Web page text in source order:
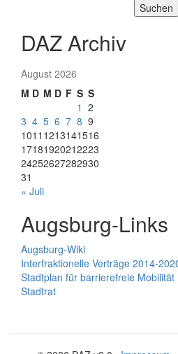
Suchen
DAZ Archiv
August 2026
M D M D F S S
1 2
3 4 5 6 7 8 9
1011 1213141516
17181920212223
24252627282930
31
« Juli
Augsburg-Links
Augsburg-Wiki
Interfraktionelle Verträge 2014-
Stadtplan für barrierefreie Mobilität
Stadtrat